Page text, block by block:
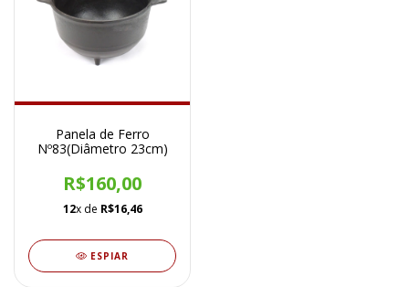
Panela de Ferro
Nº83(Diâmetro 23cm)
R$160,00
12x de R$16,46
ESPIAR